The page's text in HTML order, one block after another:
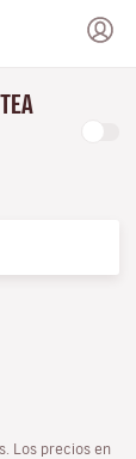
Los precios en